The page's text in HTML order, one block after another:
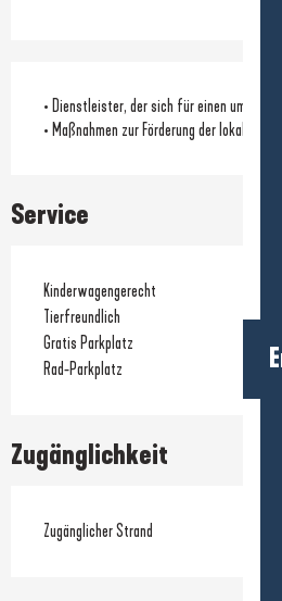
• Dienstleister, der sich für einen
• Maßnahmen zur Förderung der lokalen
Service
Kinderwagengerecht
Tierfreundlich
Gratis Parkplatz
Rad-Parkplatz
Zugänglichkeit
Zugänglicher Strand